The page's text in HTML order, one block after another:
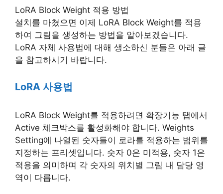
LoRA Block Weight 적용 방법
설치를 마쳤으면 이제 LoRA Block Weight를 적용
하여 그림을 생성하는 방법을 알아보겠습니다.
LoRA 자체 사용법에 대해 생소하신 분들은 아래 글
을 참고하시기 바랍니다.
LoRA 사용법
LoRA Block Weight를 적용하려면 확장기능 탭에서
Active 체크박스를 활성화해야 합니다. Weights
Setting에 나열된 숫자들이 로라를 적용하는 범위를
지정하는 프리셋입니다. 숫자 0은 미적용, 숫자 1은
적용을 의미하며 각 숫자의 위치별 그림 내 담당 영
역이 다릅니다.